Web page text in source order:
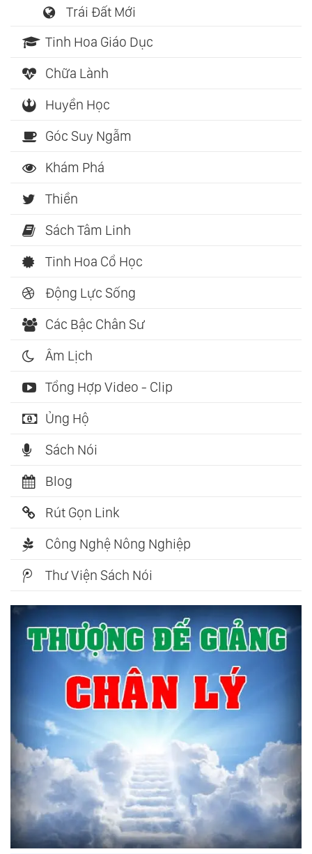
Trái Đất Mới
Tinh Hoa Giáo Dục
Chữa Lành
Huyền Học
Góc Suy Ngẫm
Khám Phá
Thiền
Sách Tâm Linh
Tinh Hoa Cổ Học
Động Lực Sống
Các Bậc Chân Sư
Âm Lịch
Tổng Hợp Video - Clip
Ủng Hộ
Sách Nói
Blog
Rút Gọn Link
Công Nghệ Nông Nghiệp
Thư Viện Sách Nói